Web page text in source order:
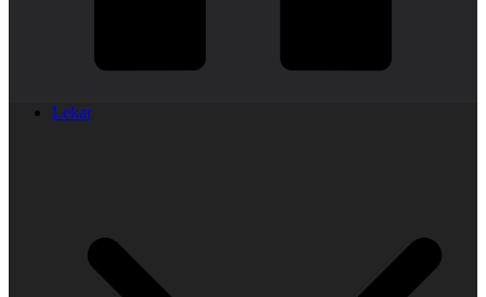
Lekar